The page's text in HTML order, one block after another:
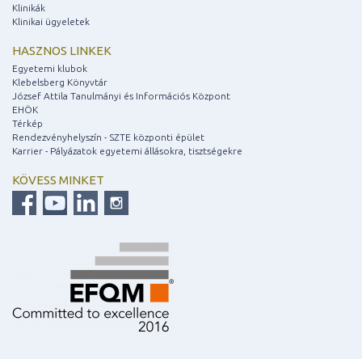
Klinikák
Klinikai ügyeletek
HASZNOS LINKEK
Egyetemi klubok
Klebelsberg Könyvtár
József Attila Tanulmányi és Információs Központ
EHÖK
Térkép
Rendezvényhelyszín - SZTE központi épület
Karrier - Pályázatok egyetemi állásokra, tisztségekre
KÖVESS MINKET